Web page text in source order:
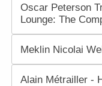
Oscar Peterson
Lounge: The
Meklin Nicolai
Alain Métrailler -